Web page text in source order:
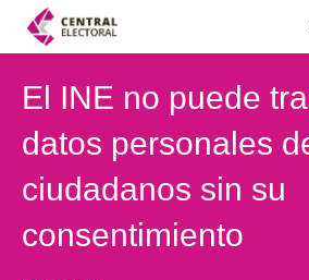
El INE no puede
datos personales
ciudadanos sin su
consentimiento